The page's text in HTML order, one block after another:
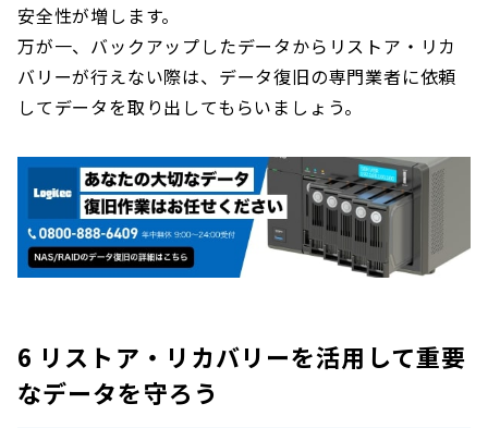
安全性が増します。
万が一、バックアップしたデータからリストア・リカ
バリーが行えない際は、データ復旧の専門業者に依頼
してデータを取り出してもらいましょう。
6 リストア・リカバリーを活用して重要
なデータを守ろう